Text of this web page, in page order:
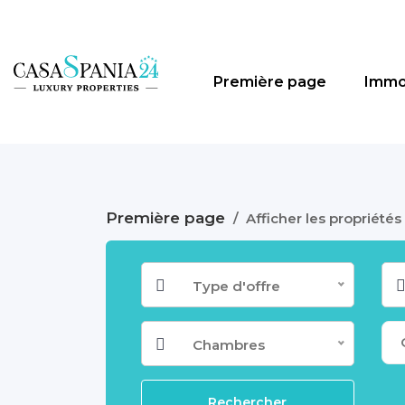
Première page
Première page / Afficher les propriétés
Type d'offre
Chambres